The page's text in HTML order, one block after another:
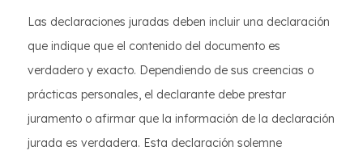
Las declaraciones juradas deben incluir una declaración
que indique que el contenido del documento es
verdadero y exacto. Dependiendo de sus creencias o
prácticas personales, el declarante debe prestar
juramento o afirmar que la información de la declaración
jurada es verdadera. Esta declaración solemne